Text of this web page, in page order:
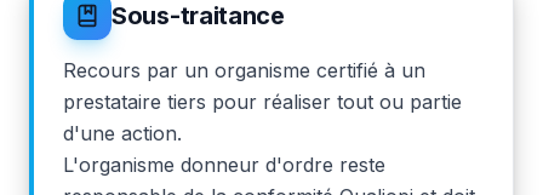
Sous-traitance
Recours par un organisme certifié à un
prestataire tiers pour réaliser tout ou partie
d'une action.
L'organisme donneur d'ordre reste